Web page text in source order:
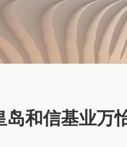
岛和信基业万